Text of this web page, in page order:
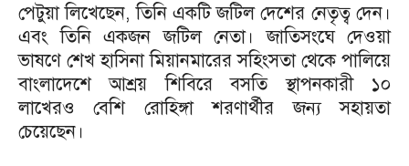
পেটুয়া লিখেছেন, তিনি একটি জটিল দেশের নেতৃত্ব দেন।
এবং তিনি একজন জটিল নেতা। জাতিসংঘে দেওয়া
ভাষণে শেখ হাসিনা মিয়ানমারের সহিংসতা থেকে পালিয়ে
বাংলাদেশে আশ্রয় শিবিরে বসতি স্থাপনকারী ১০
লাখেরও বেশি রোহিঙ্গা শরণার্থীর জন্য সহায়তা
চেয়েছেন।